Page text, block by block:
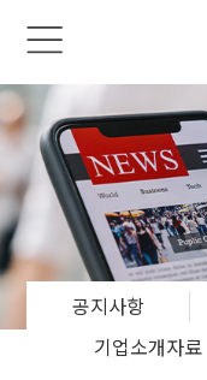
공지사항
기업소개자료